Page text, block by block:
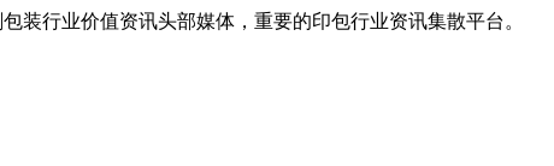
装行业价值资讯头部媒体，重要的印包行业资讯集散平台。